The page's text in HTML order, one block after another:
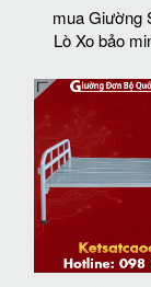
mua Giường
Lò Xo bảo